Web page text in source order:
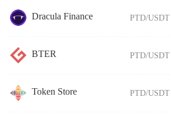
Dracula Finance PTD/USDT
BTER PTD/USDT
Token Store PTD/USDT